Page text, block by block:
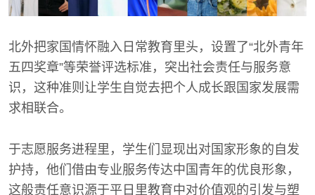
北外把家国情怀融入日常教育里头，设置了“北外青年
五四奖章”等荣誉评选标准，突出社会责任与服务意
识，这种准则让学生自觉去把个人成长跟国家发展需
求相联合。
于志愿服务进程里，学生们显现出对国家形象的自发
护持，他们借由专业服务传达中国青年的优良形象，
这般责任意识源于平日里教育中对价值观的引发与塑